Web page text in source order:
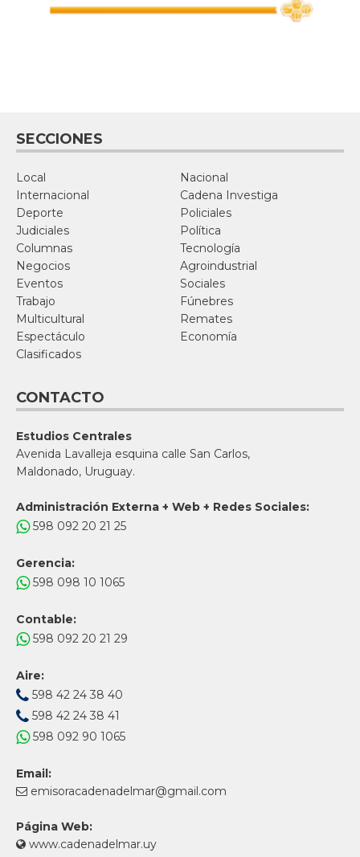
SECCIONES
Local
Nacional
Internacional
Cadena Investiga
Deporte
Policiales
Judiciales
Política
Columnas
Tecnología
Negocios
Agroindustrial
Eventos
Sociales
Trabajo
Fúnebres
Multicultural
Remates
Espectáculo
Economía
Clasificados
CONTACTO
Estudios Centrales
Avenida Lavalleja esquina calle San Carlos,
Maldonado, Uruguay.
Administración Externa + Web + Redes Sociales:
598 092 20 21 25
Gerencia:
598 098 10 1065
Contable:
598 092 20 21 29
Aire:
598 42 24 38 40
598 42 24 38 41
598 092 90 1065
Email:
emisoracadenadelmar@gmail.com
Página Web:
www.cadenadelmar.uy